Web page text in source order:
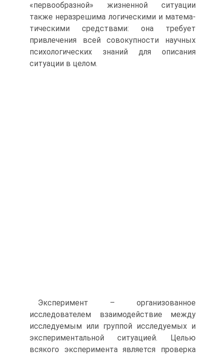
«первообразной» жизненной ситуации
также неразрешима логическими и матема­
тическими средствами: она требует
привлечения всей совокупности научных
пси­хологических знаний для описания
ситуации в целом.
Эксперимент – организованное
исследователем взаимодействие между
исследуемым или группой исследуемых и
экспериментальной ситуацией. Целью
всякого эксперимента является проверка